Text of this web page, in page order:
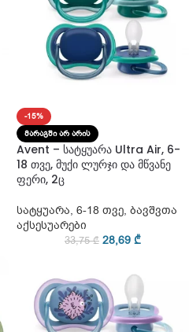
-15%
ᲛᲐᲠᲐᲒᲨᲘ ᲐᲠ ᲐᲠᲘᲡ
Avent – სატყუარა Ultra Air, 6-
18 თვე, მუქი ლურჯი და მწვანე
ფერი, 2ც
სატყუარა, 6-18 თვე, ბავშვთა
აქსესუარები
33,75₾ 28,69 ₾